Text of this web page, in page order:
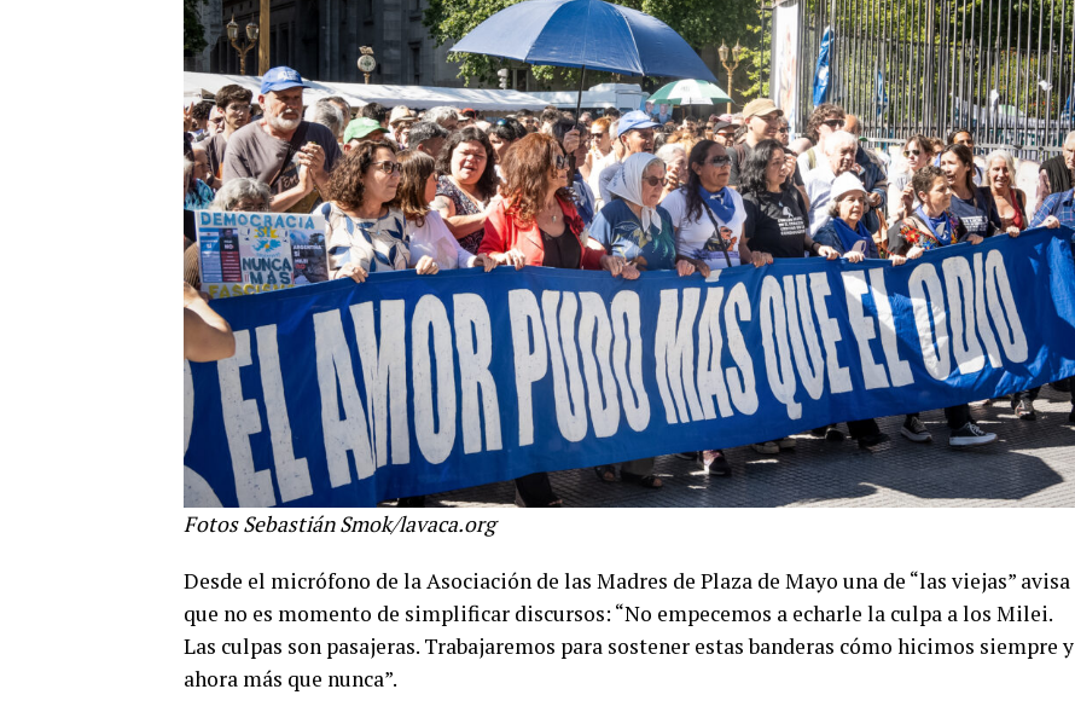
Fotos Sebastián Smok/lavaca.org
Desde el micrófono de la Asociación de las Madres de Plaza de Mayo una de “las viejas” avisa
que no es momento de simplificar discursos: “No empecemos a echarle la culpa a los Milei.
Las culpas son pasajeras. Trabajaremos para sostener estas banderas cómo hicimos siempre y
ahora más que nunca”.